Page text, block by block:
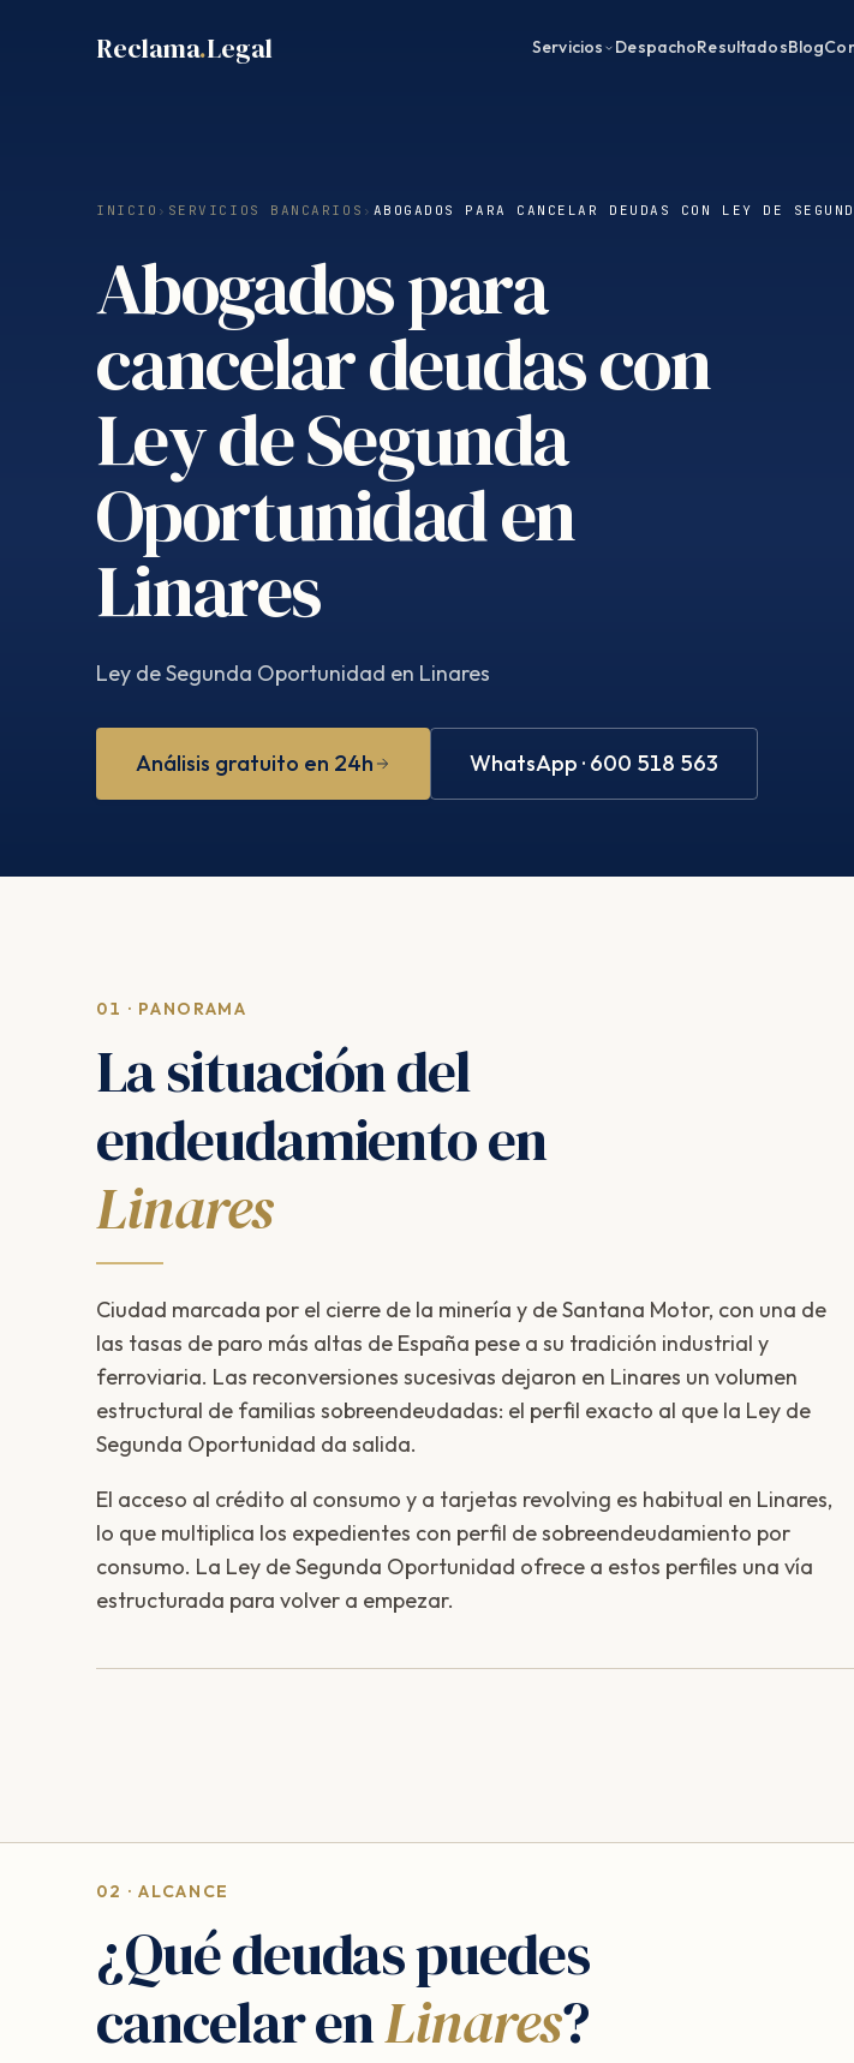
Reclama.Legal Servicios DespachoResultadosBlog
INICIO › SERVICIOS BANCARIOS › ABOGADOS PARA CANCELAR DEUDAS CON LEY DE
Abogados para
cancelar deudas con
Ley de Segunda
Oportunidad en
Linares
Ley de Segunda Oportunidad en Linares
Análisis gratuito en 24h WhatsApp · 600 518 563
01 · PANORAMA
La situación del
endeudamiento en
Linares
Ciudad marcada por el cierre de la minería y de Santana Motor, con una de
las tasas de paro más altas de España pese a su tradición industrial y
ferroviaria. Las reconversiones sucesivas dejaron en Linares un volumen
estructural de familias sobreendeudadas: el perfil exacto al que la Ley de
Segunda Oportunidad da salida.
El acceso al crédito al consumo y a tarjetas revolving es habitual en Linares,
lo que multiplica los expedientes con perfil de sobreendeudamiento por
consumo. La Ley de Segunda Oportunidad ofrece a estos perfiles una vía
estructurada para volver a empezar.
02 · ALCANCE
¿Qué deudas puedes
cancelar enLinares?